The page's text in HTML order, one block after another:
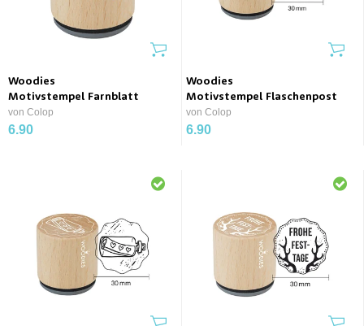
Woodies
Motivstempel Farnblatt
von Colop
6.90
Woodies
Motivstempel Flaschenpost
von Colop
6.90